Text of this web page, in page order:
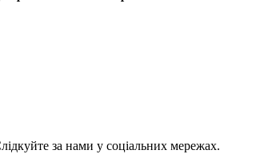
за нами у соціальних мережах.